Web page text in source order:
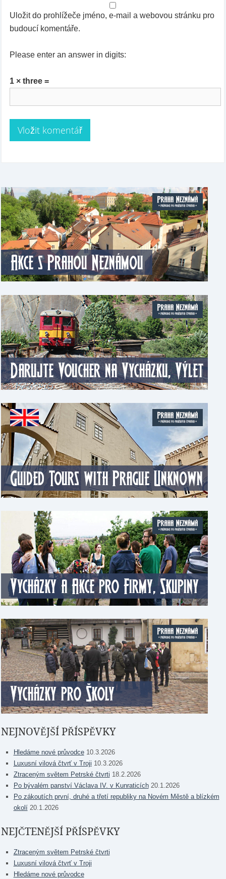
Uložit do prohlížeče jméno, e-mail a webovou stránku pro
budoucí komentáře.
Please enter an answer in digits:
1 × three =
NEJNOVĚJŠÍ PŘÍSPĚVKY
Hledáme nové průvodce 10.3.2026
Luxusní vilová čtvrť v Troji 10.3.2026
Ztraceným světem Petrské čtvrti 18.2.2026
Po bývalém panství Václava IV. v Kunraticích 20.1.2026
Po zákoutích první, druhé a třetí republiky na Novém Městě a blízkém
okolí 20.1.2026
NEJČTENĚJŠÍ PŘÍSPĚVKY
Ztraceným světem Petrské čtvrti
Luxusní vilová čtvrť v Troji
Hledáme nové průvodce